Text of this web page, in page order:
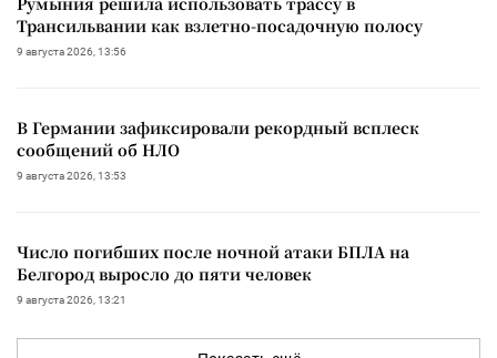
Трансильвании как взлетно-посадочную полосу
9 августа 2026, 13:56
В Германии зафиксировали рекордный всплеск
сообщений об НЛО
9 августа 2026, 13:53
Число погибших после ночной атаки БПЛА на
Белгород выросло до пяти человек
9 августа 2026, 13:21